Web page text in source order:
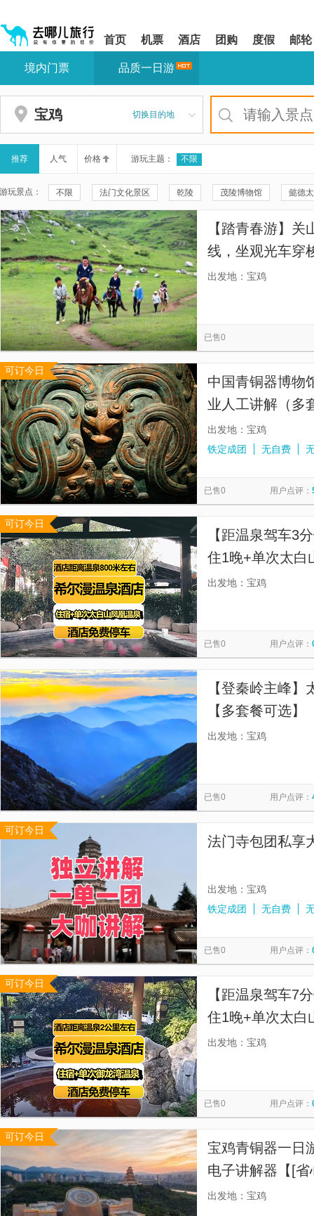
shift+enter
网
导
盲
导
模
式
您
站
区,
本
有
6
个
模
块,
按
下
Tab
浏
览
信
息
首页 机票 酒店 团购 度假 邮轮
您
站
区
境内门票 品质一日游
宝鸡 切换目的地
推荐 人气 价格 游玩主题： 不限
游玩景点： 不限 法门文化景区 乾陵 茂陵博物馆 懿德
陕西黄河壶口瀑布 黄帝陵
乾陵景区-无字碑 大雁塔北广场 钟鼓楼广场 法门
太白山国家森林公园 法门寺博物馆
《12.12》西安事变演出 枣园革命旧址
南泥湾风景区 西安事变旧址五间厅
黄帝陵轩辕庙 骊山 茂陵博物馆-霍去病墓
述圣纪碑 西安博物院 永兴坊-非遗民俗街
【踏青春游】
线，坐观光车穿
铃谷、松涛岭的
出发地：宝鸡
已售0
可订今日
中国青铜器博物
业人工讲解（多
出发地：宝鸡
铁定成团
无自费
已售0 用户点评：
可订今日
【距温泉驾车3
住1晚+单次太白
费停车
出发地：宝鸡
已售0 用户点评：
【登秦岭主峰
【多套餐可选
3511米天圆地方
出发地：宝鸡
已售0 用户点评：
可订今日
法门寺包团私享
出发地：宝鸡
铁定成团
无自费
已售0 用户点评：
可订今日
【距温泉驾车7
住1晚+单次太白
免费停车
出发地：宝鸡
已售0 用户点评：
可订今日
宝鸡青铜器一日
电子讲解器【[
出发，便捷下单
出发地：宝鸡